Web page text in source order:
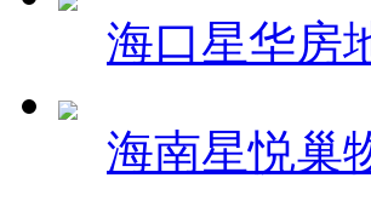
海口星华房
海南星悦巢